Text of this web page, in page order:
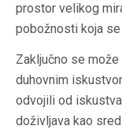
prostor velikog
pobožnosti koja
Zaključno se
duhovnim
odvojili od
doživljava kao